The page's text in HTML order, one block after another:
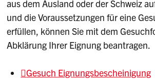
aus dem Ausland oder der Schweiz
und die Voraussetzungen für eine
erfüllen, können Sie mit dem
Abklärung Ihrer Eignung beantragen.
Gesuch Eignungsbescheinigung